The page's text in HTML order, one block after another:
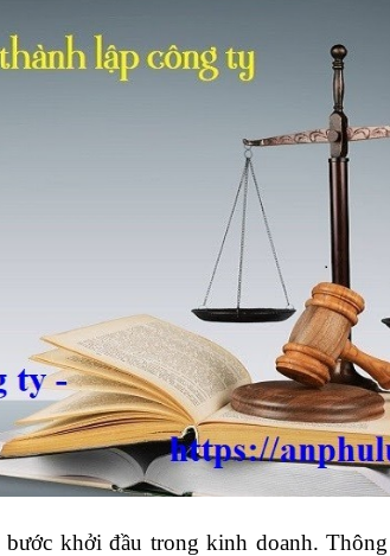
khởi đầu trong kinh doanh.